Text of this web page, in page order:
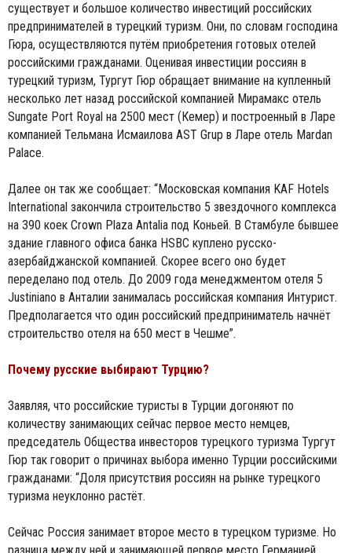
существует и большое количество инвестиций российских
предпринимателей в турецкий туризм. Они, по словам господина
Гюра, осуществляются путём приобретения готовых отелей
российскими гражданами. Оценивая инвестиции россиян в
турецкий туризм, Тургут Гюр обращает внимание на купленный
несколько лет назад российской компанией Мирамакс отель
Sungate Port Royal на 2500 мест (Кемер) и построенный в Ларе
компанией Тельмана Исмаилова AST Grup в Ларе отель Mardan
Palace.
Далее он так же сообщает: “Московская компания KAF Hotels
International закончила строительство 5 звездочного комплекса
на 390 коек Crown Plaza Antalia под Коньей. В Стамбуле бывшее
здание главного офиса банка HSBC куплено русско-
азербайджанской компанией. Скорее всего оно будет
переделано под отель. До 2009 года менеджментом отеля 5
Justiniano в Aнталии занималась российская компания Интурист.
Предполагается что один российский предприниматель начнёт
строительство отеля на 650 мест в Чешме”.
Почему русские выбирают Турцию?
Заявляя, что российские туристы в Турции догоняют по
количеству занимающих сейчас первое место немцев,
председатель Общества инвесторов турецкого туризма Тургут
Гюр так говорит о причинах выбора именно Турции российскими
гражданами: “Доля присутствия россиян на рынке турецкого
туризма неуклонно растёт.
Сейчас Россия занимает второе место в турецком туризме. Но